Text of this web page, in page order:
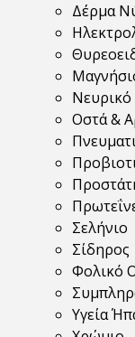
Δέρμα
Οστά &
Σελήνιο
Σίδηρος
Φολικό
Υγεία